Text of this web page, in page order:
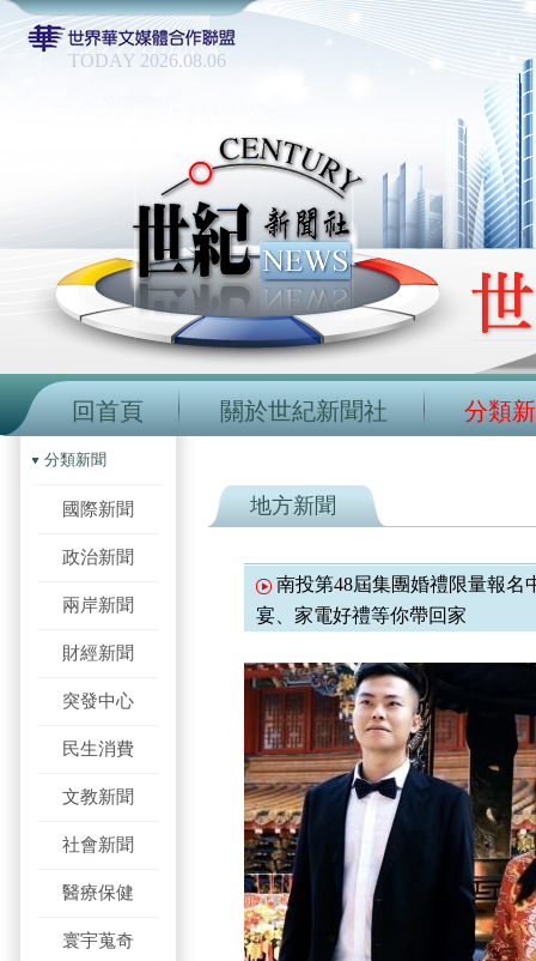
TODAY 2026.08.06
回首頁 關於世紀新聞社 分類
分類新聞
國際新聞
政治新聞
兩岸新聞
財經新聞
突發中心
民生消費
文教新聞
社會新聞
醫療保健
寰宇蒐奇
地方新聞
南投第48屆集團婚禮限量報名
宴、家電好禮等你帶回家